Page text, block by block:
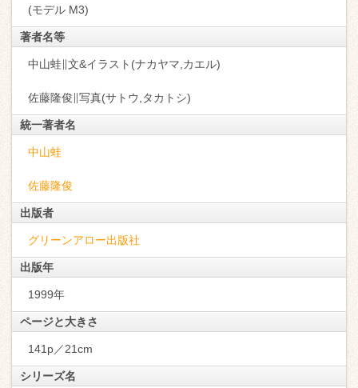
(モデル M3)
著者名等
中山蛙∥文&イラスト(ナカヤマ,カエル)
佐藤隆俊∥写真(サトウ,タカトシ)
統一著者名
中山蛙
佐藤隆俊
出版者
グリーンアロー出版社
出版年
1999年
ページと大きさ
141p／21cm
シリーズ名